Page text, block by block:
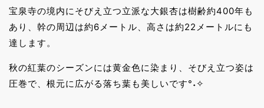
宝泉寺の境内にそびえ立つ立派な大銀杏は樹齢約400年も
あり、幹の周辺は約6メートル、高さは約22メートルにも
達します。
秋の紅葉のシーズンには黄金色に染まり、そびえ立つ姿は
圧巻で、根元に広がる落ち葉も美しいです°˖✧